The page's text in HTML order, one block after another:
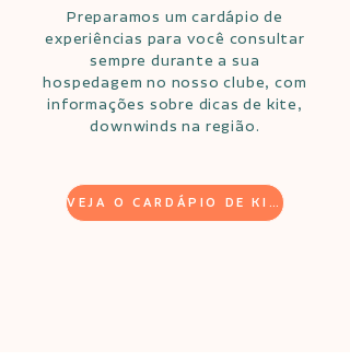
Preparamos um cardápio de
experiências para você consultar
sempre durante a sua
hospedagem no nosso clube, com
informações sobre dicas de kite,
downwinds na região.
VEJA O CARDÁPIO DE KITE